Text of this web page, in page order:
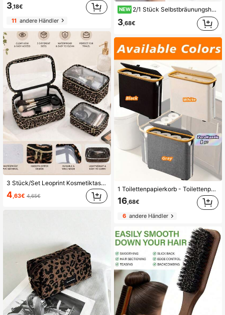
3,18€
11andere Händler
3 Stück/Set Leoprint Kosmetiktasche, Make-up Tasche, Kulturtasche, Reise Organizer, Große Kapazität Make-up Tasche, Damen Make-up Tasche, Kosmetik Aufbewahrungstasche, Reiseaccessoires, Unisex Kulturtasche
4 ,63€ 4,65€
NEW 2/1 Stück Selbstbräunungshandschuhe, Unisex Sonnenfreie Bräunungshandschuhe mit Daumen, geeignet zum Auftragen von Körperlotion, Sonnenschutz, Selbstbräunungsöl, weich, wasserdicht, wiederverwendbar, doppelseitig beflockte Bräunungshandschuhe
3,68€
1 Toilettenpapierkorb - Toilettenpapier Aufbewahrungskorb - Ultimativer Badezimmer Aufbewahrungskorb. Aufbewahrungskorb, Toilettenpapier Aufbewahrungskorb, Badezimmer Zubehör Aufbewahrungsregal - Toilettenpapier Regal, Geschlossener Toilettenpapier Aufbewahrungsbehälter
16,68€
6andere Händler